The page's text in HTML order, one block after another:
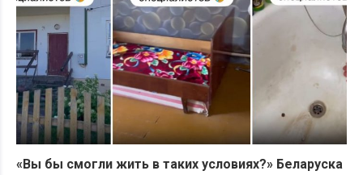
«Вы бы смогли жить в таких условиях?» Беларуска